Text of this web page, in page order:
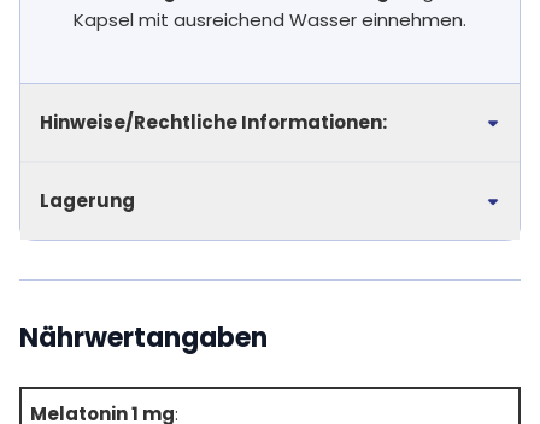
Kapsel mit ausreichend Wasser einnehmen.
Hinweise/Rechtliche Informationen:
Lagerung
Nährwertangaben
Melatonin 1 mg: